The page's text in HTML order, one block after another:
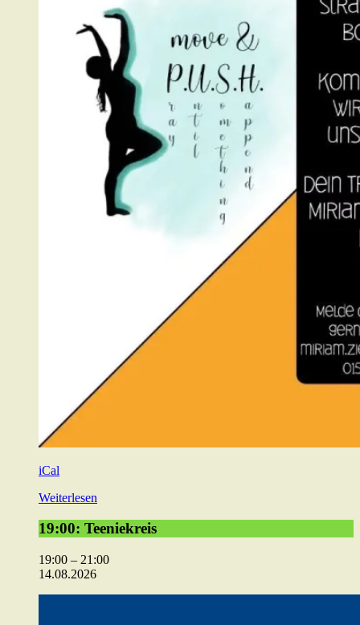
iCal
Weiterlesen
19:00:
Teeniekreis
19:00: Teeniekreis
19:00 – 21:00
14.08.2026